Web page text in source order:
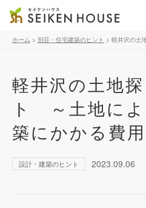
ホーム > 別荘・住宅建築のヒント > 軽井沢の土
軽井沢の土地
ト ～土地に
築にかかる費
設計・建築のヒント 2023.09.06